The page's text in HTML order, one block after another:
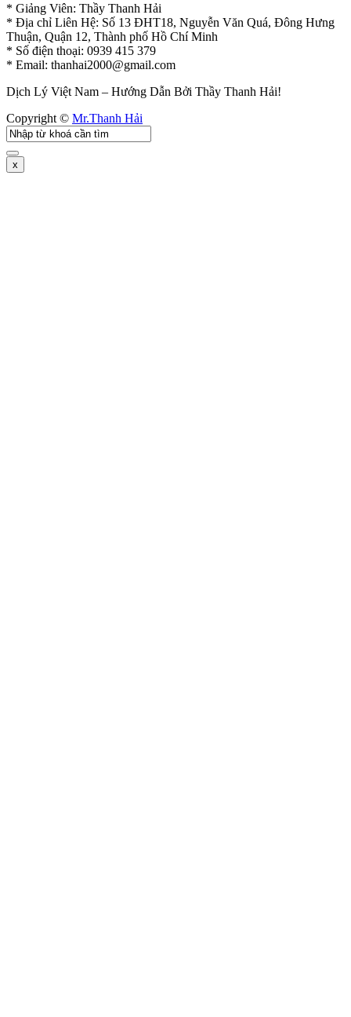
* Giảng Viên: Thầy Thanh Hải
* Địa chỉ Liên Hệ: Số 13 ĐHT18, Nguyễn Văn Quá, Đông Hưng
Thuận, Quận 12, Thành phố Hồ Chí Minh
* Số điện thoại: 0939 415 379
* Email: thanhai2000@gmail.com
Dịch Lý Việt Nam – Hướng Dẫn Bởi Thầy Thanh Hải!
Copyright © Mr.Thanh Hải
x